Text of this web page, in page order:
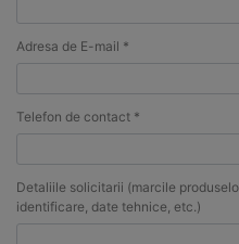
Adresa de E-mail *
Telefon de contact *
Detaliile solicitarii (marcile
identificare, date tehnice, etc.)